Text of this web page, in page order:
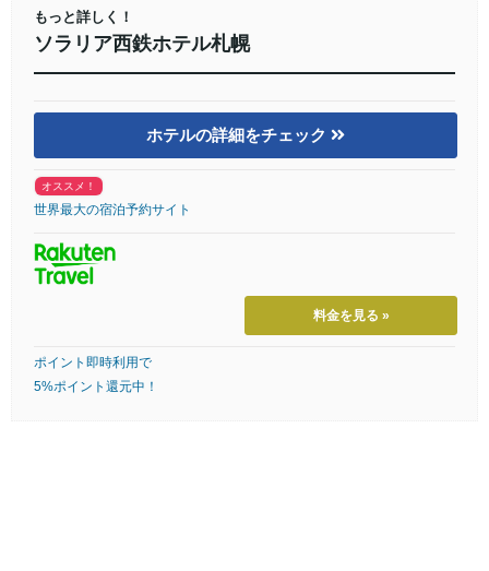
もっと詳しく！
ソラリア西鉄ホテル札幌
ホテルの詳細をチェック
オススメ！
世界最大の宿泊予約サイト
料金を見る »
ポイント即時利用で
5%ポイント還元中！